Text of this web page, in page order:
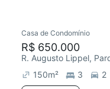
Casa de Condomínio
R$ 650.000
R. Augusto Lippel,
150m² 3
2